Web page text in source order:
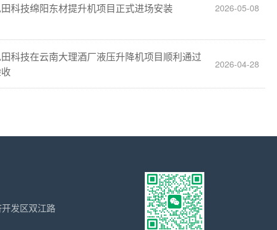
科技绵阳东材提升机项目正式进场安装 2026-05-08
科技在云南大理酒厂液压升降机项目顺利通过
2026-04-28
发区双江路